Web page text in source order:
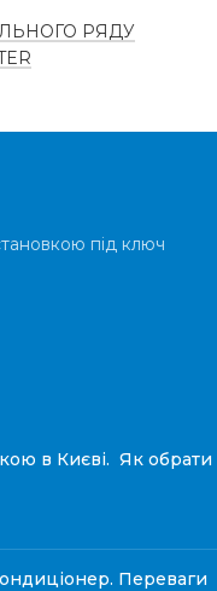
РЯДУ
під ключ
в Києві. Як обрати
Переваги